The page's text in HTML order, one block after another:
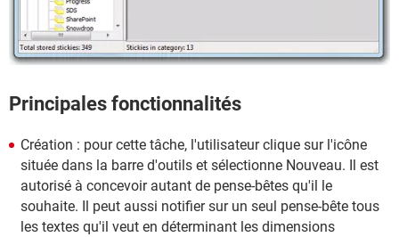
Principales fonctionnalités
Création : pour cette tâche, l'utilisateur clique sur l'icône
située dans la barre d'outils et sélectionne Nouveau. Il est
autorisé à concevoir autant de pense-bêtes qu'il le
souhaite. Il peut aussi notifier sur un seul pense-bête tous
les textes qu'il veut en déterminant les dimensions